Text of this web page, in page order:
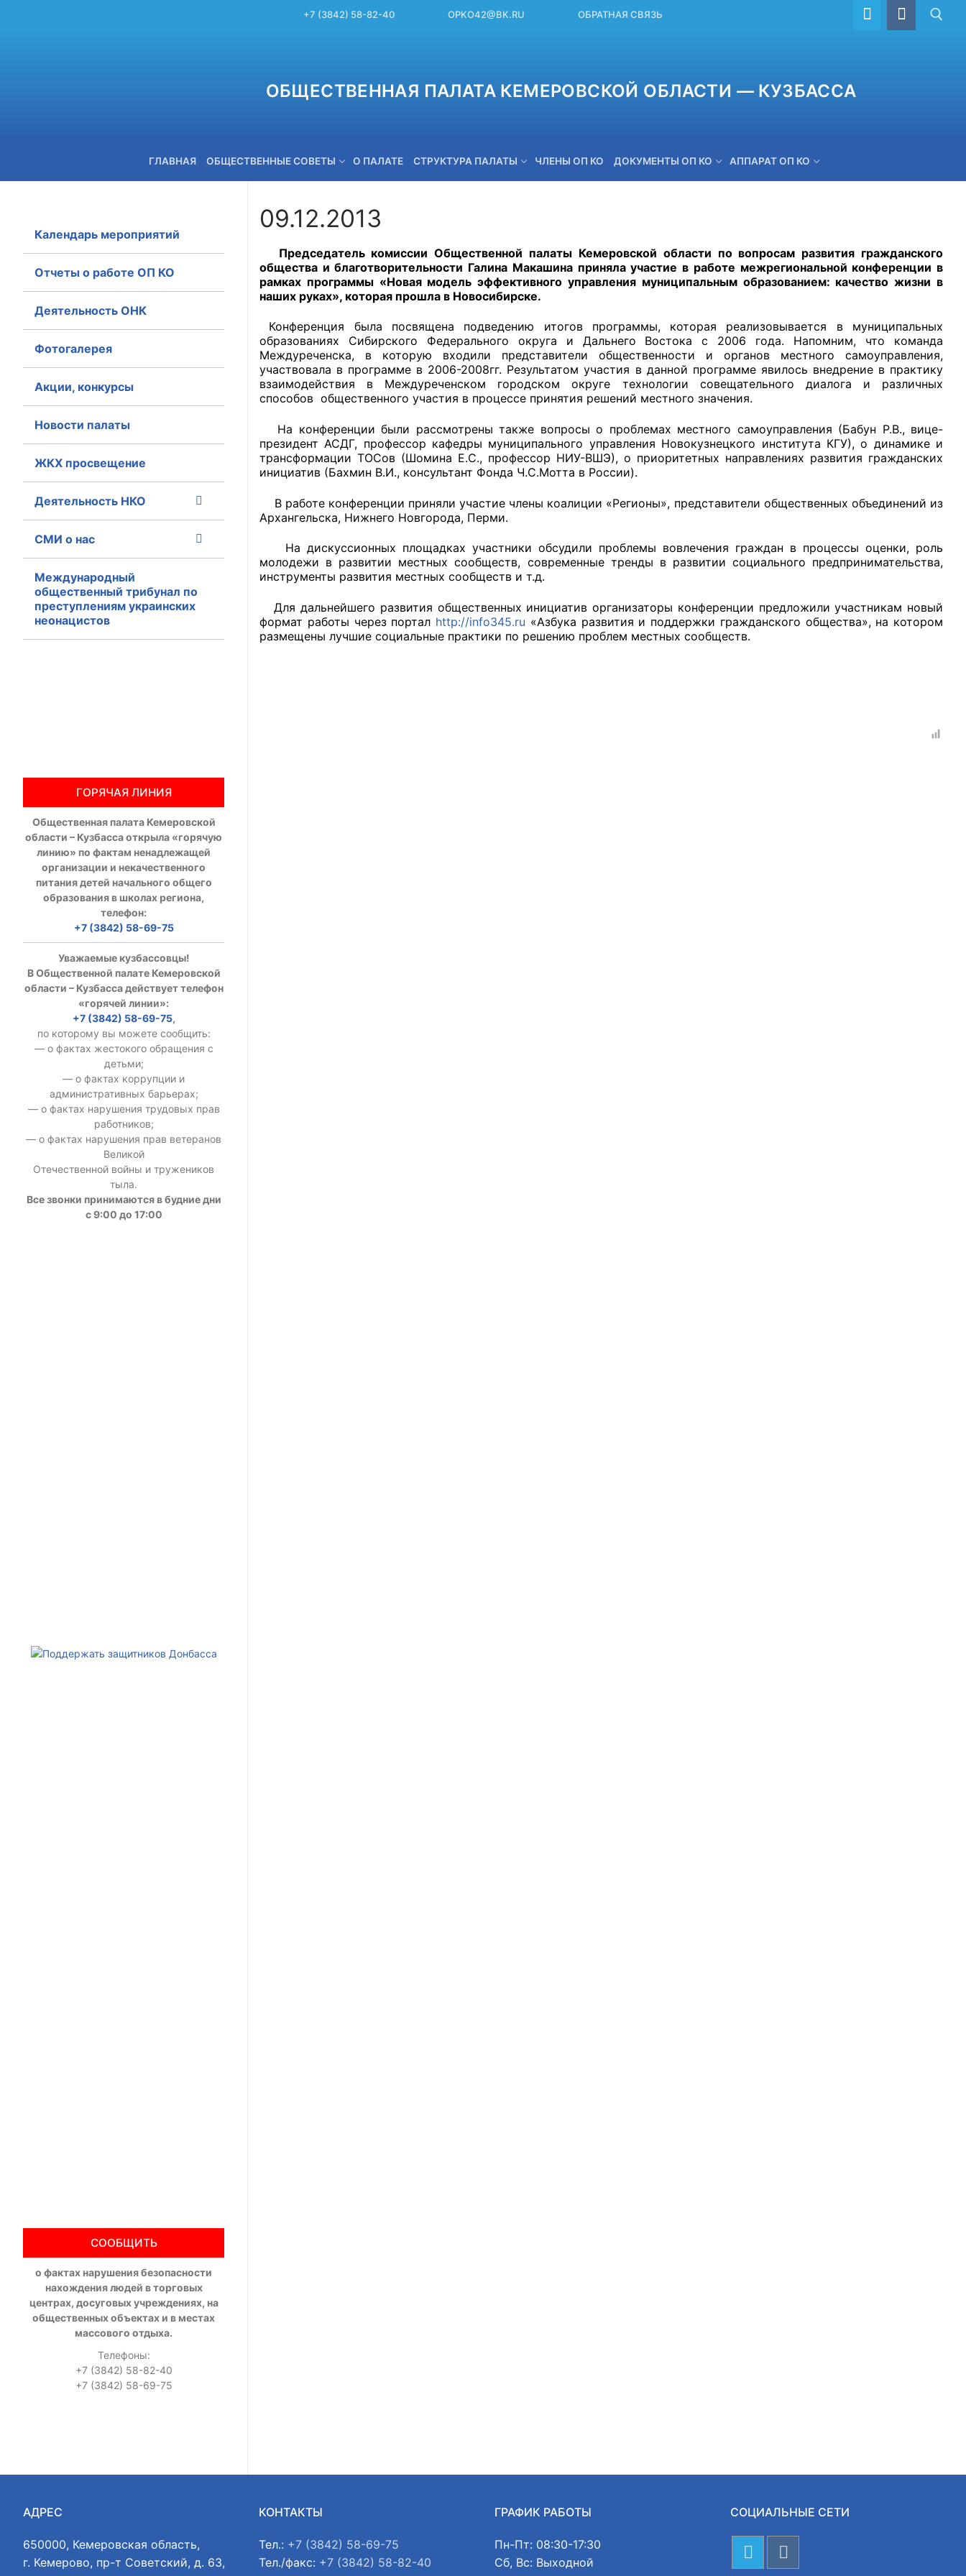
+7 (3842) 58-82-40 OPKO42@BK.RU ОБРАТНАЯ СВЯЗЬ
ОБЩЕСТВЕННАЯ ПАЛАТА КЕМЕРОВСКОЙ ОБЛАСТИ — КУЗБАССА
ГЛАВНАЯ ОБЩЕСТВЕННЫЕ СОВЕТЫ О ПАЛАТЕ СТРУКТУРА ПАЛАТЫ ЧЛЕНЫ ОП КО ДОКУМЕНТЫ ОП КО АППАРАТ ОП КО
+7 (3842) 58-82-40 OPKO42@BK.RU ОБРАТНАЯ СВЯЗЬ
Главная
Общественные советы
исполнительной власти
Общественные советы по проведению независимой оценки качества условий
оказания услуг
О Палате
Структура Палаты
Комиссии
Экспертный совет ОП КО
Совет ОП КО
09.12.2013
Председатель комиссии Общественной палаты Кемеровской области по вопросам развития гражданского
общества и благотворительности Галина Макашина приняла участие в работе межрегиональной конференции в
рамках программы «Новая модель эффективного управления муниципальным образованием: качество жизни в
наших руках», которая прошла в Новосибирске.
Конференция была посвящена подведению итогов программы, которая реализовывается в муниципальных
образованиях Сибирского Федерального округа и Дальнего Востока с 2006 года. Напомним, что команда
Междуреченска, в которую входили представители общественности и органов местного самоуправления,
участвовала в программе в 2006-2008гг. Результатом участия в данной программе явилось внедрение в практику
взаимодействия в Междуреченском городском округе технологии совещательного диалога и различных
способов общественного участия в процессе принятия решений местного значения.
На конференции были рассмотрены также вопросы о проблемах местного самоуправления (Бабун Р.В., вице-
президент АСДГ, профессор кафедры муниципального управления Новокузнецкого института КГУ), о динамике и
трансформации ТОСов (Шомина Е.С., профессор НИУ-ВШЭ), о приоритетных направлениях развития гражданских
инициатив (Бахмин В.И., консультант Фонда Ч.С.Мотта в России).
В работе конференции приняли участие члены коалиции «Регионы», представители общественных объединений из
Архангельска, Нижнего Новгорода, Перми.
На дискуссионных площадках участники обсудили проблемы вовлечения граждан в процессы оценки, роль
молодежи в развитии местных сообществ, современные тренды в развитии социального предпринимательства,
инструменты развития местных сообществ и т.д.
Для дальнейшего развития общественных инициатив организаторы конференции предложили участникам новый
формат работы через портал http://info345.ru «Азбука развития и поддержки гражданского общества», на котором
размещены лучшие социальные практики по решению проблем местных сообществ.
Календарь мероприятий
Отчеты о работе ОП КО
Деятельность ОНК
Фотогалерея
Акции, конкурсы
Новости палаты
ЖКХ просвещение
Деятельность НКО
СМИ о нас
Международный
общественный трибунал по
преступлениям украинских
неонацистов
ГОРЯЧАЯ ЛИНИЯ
Общественная палата Кемеровской
области – Кузбасса открыла «горячую
линию» по фактам ненадлежащей
организации и некачественного
питания детей начального общего
образования в школах региона,
телефон:
+7 (3842) 58-69-75
Уважаемые кузбассовцы!
В Общественной палате Кемеровской
области – Кузбасса действует телефон
«горячей линии»:
+7 (3842) 58-69-75,
по которому вы можете сообщить:
— о фактах жестокого обращения с
детьми;
— о фактах коррупции и
административных барьерах;
— о фактах нарушения трудовых прав
работников;
— о фактах нарушения прав ветеранов
Великой
Отечественной войны и тружеников
тыла.
Все звонки принимаются в будние дни
с 9:00 до 17:00
СООБЩИТЬ
о фактах нарушения безопасности
нахождения людей в торговых
центрах, досуговых учреждениях, на
общественных объектах и в местах
массового отдыха.
Телефоны:
+7 (3842) 58-82-40
+7 (3842) 58-69-75
АДРЕС
650000, Кемеровская область,
г. Кемерово, пр-т Советский, д. 63,
КОНТАКТЫ
Тел.: +7 (3842) 58-69-75
Тел./факс: +7 (3842) 58-82-40
ГРАФИК РАБОТЫ
Пн-Пт: 08:30-17:30
Сб, Вс: Выходной
СОЦИАЛЬНЫЕ СЕТИ